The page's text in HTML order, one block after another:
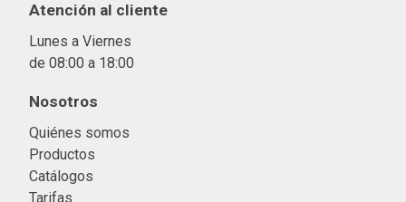
Atención al cliente
Lunes a Viernes
de 08:00 a 18:00
Nosotros
Quiénes somos
Productos
Catálogos
Tarifas